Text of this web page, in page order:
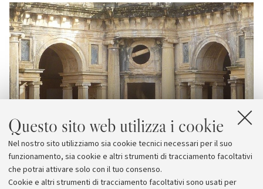
Questo sito web utilizza i cookie
Nel nostro sito utilizziamo sia cookie tecnici necessari per il suo
funzionamento, sia cookie e altri strumenti di tracciamento facoltativi
che potrai attivare solo con il tuo consenso.
Cookie e altri strumenti di tracciamento facoltativi sono usati per
Oratorio di Santa Maria della Vita